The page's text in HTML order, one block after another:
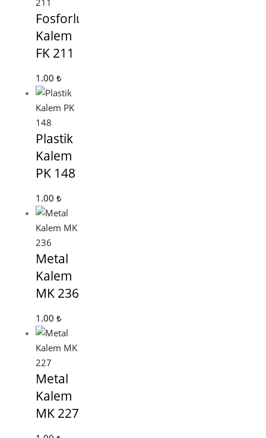
Fosforlu
Kalem
FK 211
1.00 ₺
Plastik
Kalem
PK 148
1.00 ₺
Metal
Kalem
MK 236
1.00 ₺
Metal
Kalem
MK 227